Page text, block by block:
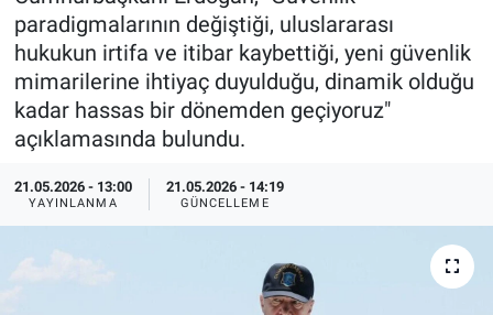
paradigmalarının değiştiği, uluslararası
hukukun irtifa ve itibar kaybettiği, yeni güvenlik
mimarilerine ihtiyaç duyulduğu, dinamik olduğu
kadar hassas bir dönemden geçiyoruz"
açıklamasında bulundu.
21.05.2026 - 13:00
YAYINLANMA
21.05.2026 - 14:19
GÜNCELLEME
Özel Haberler
Yazarlar
Dünya
Medya
Özel Haberler
Kadın
Erişim Bilgileri
Haber Arşivi